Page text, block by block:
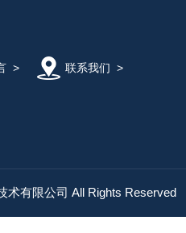
> 联系我们 >
术有限公司 All Rights Reserved